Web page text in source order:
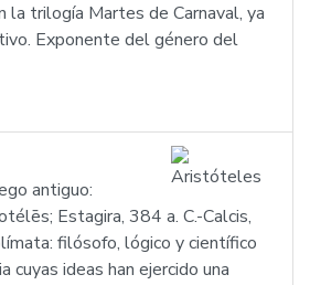
la trilogía Martes de Carnaval, ya
Exponente del género del
antiguo:
Estagira, 384 a. C.-Calcis,
filósofo, lógico y científico
cuyas ideas han ejercido una